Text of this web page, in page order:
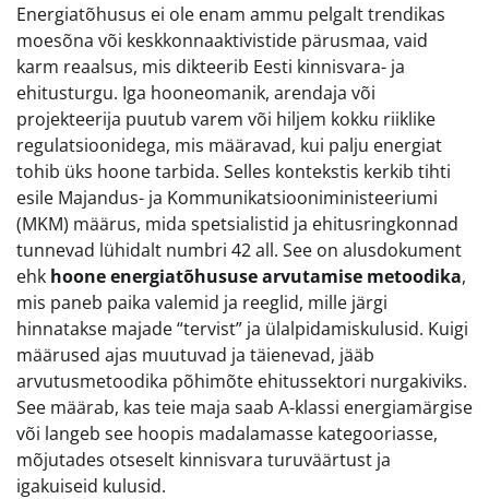
Energiatõhusus ei ole enam ammu pelgalt trendikas
moesõna või keskkonnaaktivistide pärusmaa, vaid
karm reaalsus, mis dikteerib Eesti kinnisvara- ja
ehitusturgu. Iga hooneomanik, arendaja või
projekteerija puutub varem või hiljem kokku riiklike
regulatsioonidega, mis määravad, kui palju energiat
tohib üks hoone tarbida. Selles kontekstis kerkib tihti
esile Majandus- ja Kommunikatsiooniministeeriumi
(MKM) määrus, mida spetsialistid ja ehitusringkonnad
tunnevad lühidalt numbri 42 all. See on alusdokument
ehk hoone energiatõhususe arvutamise metoodika,
mis paneb paika valemid ja reeglid, mille järgi
hinnatakse majade “tervist” ja ülalpidamiskulusid. Kuigi
määrused ajas muutuvad ja täienevad, jääb
arvutusmetoodika põhimõte ehitussektori nurgakiviks.
See määrab, kas teie maja saab A-klassi energiamärgise
või langeb see hoopis madalamasse kategooriasse,
mõjutades otseselt kinnisvara turuväärtust ja
igakuiseid kulusid.